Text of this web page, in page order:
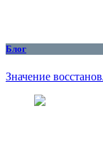
Блог
Значение